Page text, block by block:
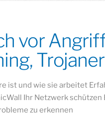
vor
ist und wie sie arbeitet
Ihr Netzwerk
zu erkennen